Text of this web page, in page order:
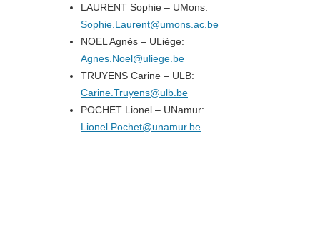
LAURENT Sophie – UMons:
Sophie.Laurent@umons.ac.be
NOEL Agnès – ULiège:
Agnes.Noel@uliege.be
TRUYENS Carine – ULB:
Carine.Truyens@ulb.be
POCHET Lionel – UNamur:
Lionel.Pochet@unamur.be